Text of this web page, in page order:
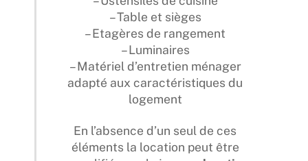
– Table et sièges
– Etagères de rangement
– Luminaires
– Matériel d’entretien ménager
adapté aux caractéristiques du
logement
En l’absence d’un seul de ces
éléments la location peut être